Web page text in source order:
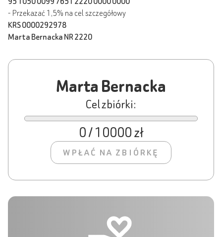
- Przekazać 1,5% na cel szczegółowy
KRS 0000292978
Marta Bernacka NR 2220
Marta Bernacka
Cel zbiórki:
0 / 10000 zł
WPŁAĆ NA ZBIÓRKĘ